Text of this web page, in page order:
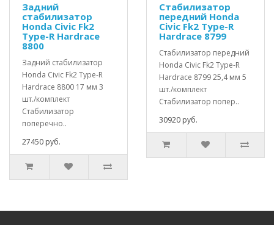
Задний
стабилизатор
Honda Civic Fk2
Type-R Hardrace
8800
Задний стабилизатор
Honda Civic Fk2 Type-R
Hardrace 8800 17 мм 3
шт./комплект
Стабилизатор
поперечно..
27450 руб.
Стабилизатор
передний Honda
Civic Fk2 Type-R
Hardrace 8799
Стабилизатор передний
Honda Civic Fk2 Type-R
Hardrace 8799 25,4 мм 5
шт./комплект
Стабилизатор попер..
30920 руб.